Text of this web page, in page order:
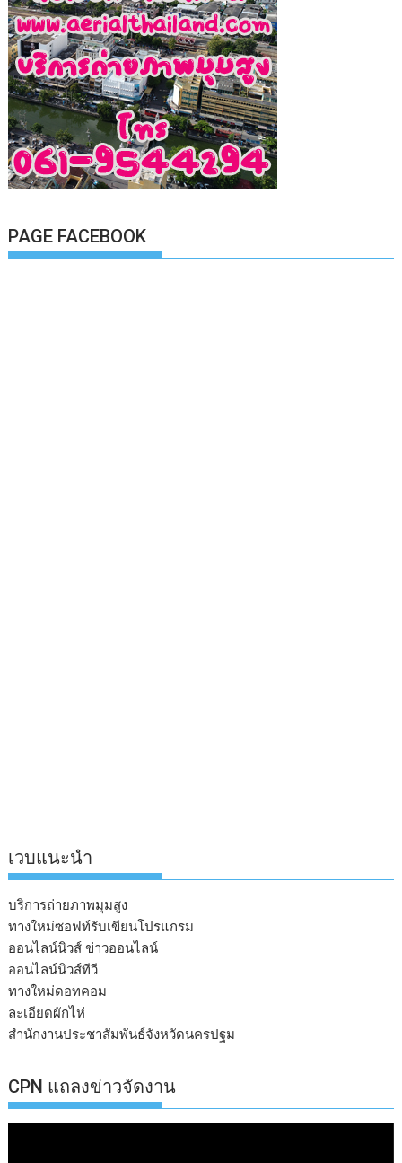
PAGE FACEBOOK
เวบแนะนำ
บริการถ่ายภาพมุมสูง
ทางใหม่ซอฟท์รับเขียนโปรแกรม
ออนไลน์นิวส์ ข่าวออนไลน์
ออนไลน์นิวส์ทีวี
ทางใหม่ดอทคอม
ละเอียดผักไห่
สำนักงานประชาสัมพันธ์จังหวัดนครปฐม
CPN แถลงข่าวจัดงาน